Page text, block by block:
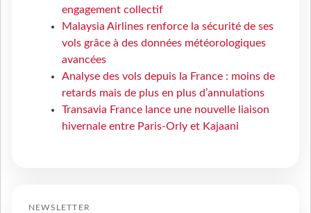
engagement collectif
Malaysia Airlines renforce la sécurité de ses
vols grâce à des données météorologiques
avancées
Analyse des vols depuis la France : moins de
retards mais de plus en plus d’annulations
Transavia France lance une nouvelle liaison
hivernale entre Paris-Orly et Kajaani
NEWSLETTER